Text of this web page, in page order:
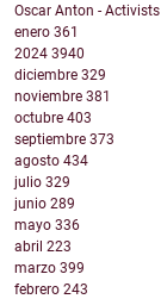
Oscar Anton - Activists
enero 361
2024 3940
diciembre 329
noviembre 381
octubre 403
septiembre 373
agosto 434
julio 329
junio 289
mayo 336
abril 223
marzo 399
febrero 243